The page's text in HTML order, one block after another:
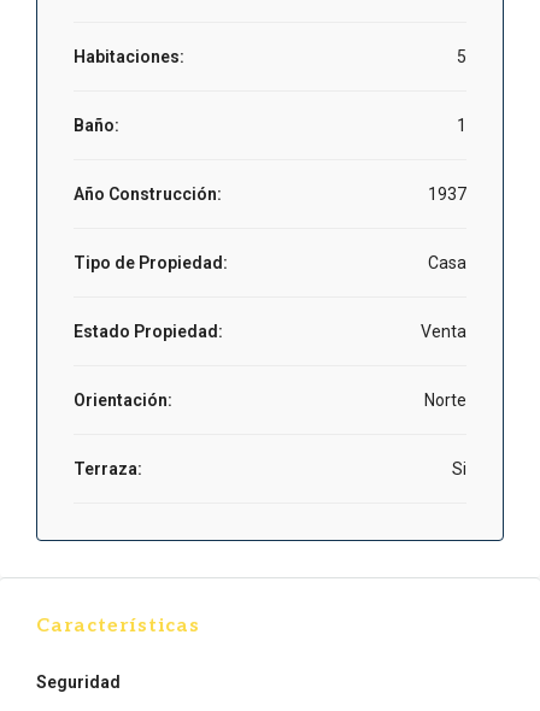
Habitaciones: 5
Baño: 1
Año Construcción: 1937
Tipo de Propiedad: Casa
Estado Propiedad: Venta
Orientación: Norte
Terraza: Si
Características
Seguridad